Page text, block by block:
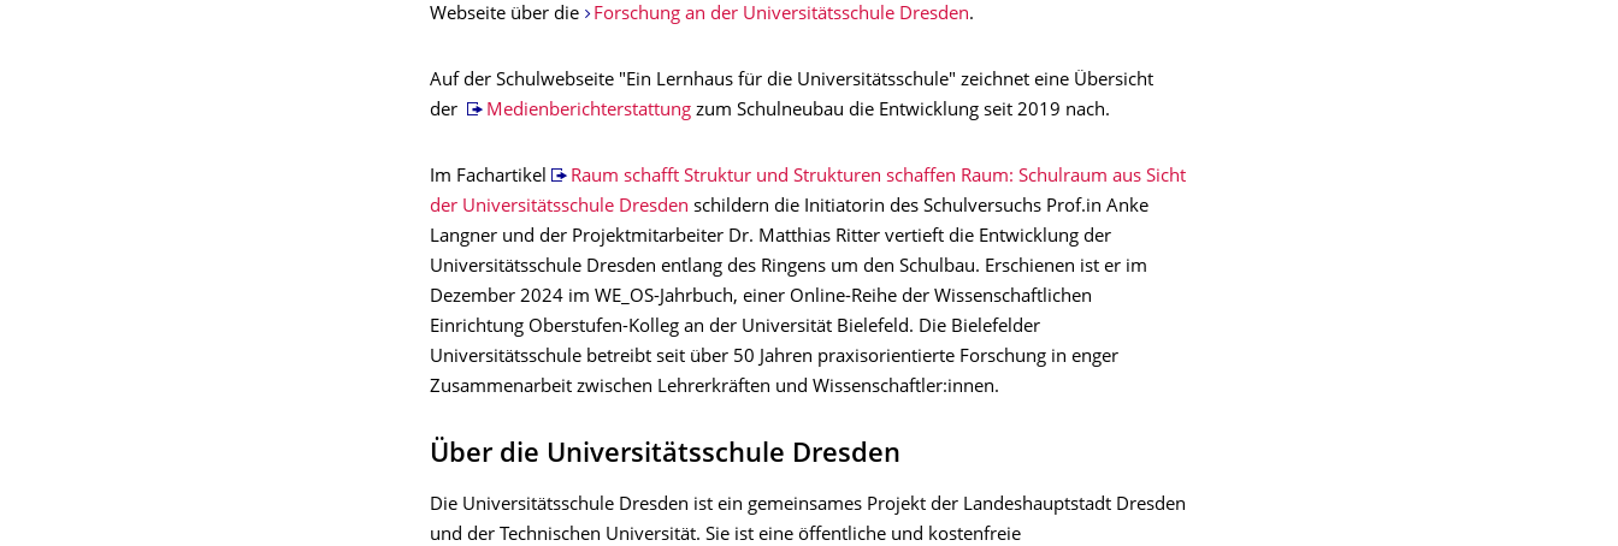
Webseite über die
Forschung an der Universitätsschule Dresden.
Auf der Schulwebseite "Ein Lernhaus für die Universitätsschule" zeichnet eine Übersicht
der
Medienberichterstattungzum Schulneubau die Entwicklung seit 2019 nach.
Im Fachartikel
Raum schafft Struktur und Strukturen schaffen Raum: Schulraum aus Sicht
der Universitätsschule Dresden schildern die Initiatorin des Schulversuchs Prof.in Anke
Langner und der Projektmitarbeiter Dr. Matthias Ritter vertieft die Entwicklung der
Universitätsschule Dresden entlang des Ringens um den Schulbau. Erschienen ist er im
Dezember 2024 im WE_OS-Jahrbuch, einer Online-Reihe der Wissenschaftlichen
Einrichtung Oberstufen-Kolleg an der Universität Bielefeld. Die Bielefelder
Universitätsschule betreibt seit über 50 Jahren praxisorientierte Forschung in enger
Zusammenarbeit zwischen Lehrerkräften und Wissenschaftler:innen.
Über die Universitätsschule Dresden
Die Universitätsschule Dresden ist ein gemein­sames Projekt der Landes­haupt­stadt Dresden
und der Technischen Universität. Sie ist eine öffentliche und kostenfreie